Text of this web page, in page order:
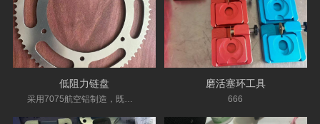
低阻力链盘
采用7075航空铝制造，既兼顾耐用性与轻量化，又能降低阻力
磨活塞环工具
666